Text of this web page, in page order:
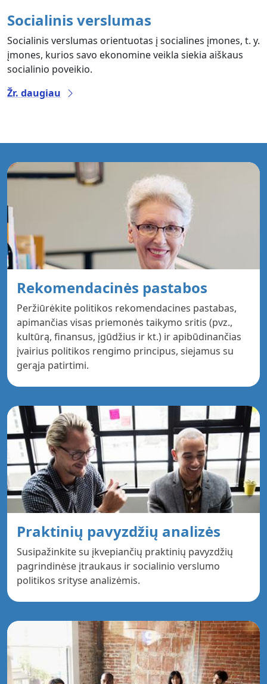
Socialinis verslumas
Socialinis verslumas orientuotas į socialines įmones, t. y.
įmones, kurios savo ekonomine veikla siekia aiškaus
socialinio poveikio.
Žr. daugiau
Rekomendacinės pastabos
Peržiūrėkite politikos rekomendacines pastabas,
apimančias visas priemonės taikymo sritis (pvz.,
kultūrą, finansus, įgūdžius ir kt.) ir apibūdinančias
įvairius politikos rengimo principus, siejamus su
gerąja patirtimi.
Praktinių pavyzdžių analizės
Susipažinkite su įkvepiančių praktinių pavyzdžių
pagrindinėse įtraukaus ir socialinio verslumo
politikos srityse analizėmis.